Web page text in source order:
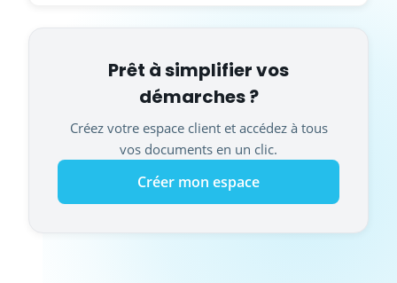
Prêt à simplifier vos
démarches ?
Créez votre espace client et accédez à tous
vos documents en un clic.
Créer mon espace